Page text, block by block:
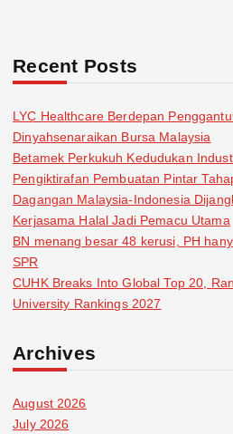
Recent Posts
LYC Healthcare Berdepan
Dinyahsenaraikan Bursa Malaysia
Betamek Perkukuh Kedudukan
Pengiktirafan Pembuatan Pintar
Dagangan Malaysia-Indonesia
Kerjasama Halal Jadi Pemacu Utama
BN menang besar 48 kerusi, PH
SPR
CUHK Breaks Into Global Top 20,
University Rankings 2027
Archives
August 2026
July 2026